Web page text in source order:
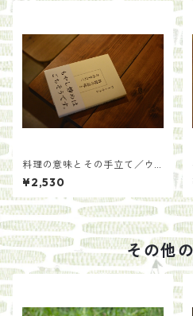
料理の意味とその手立て／ウ
ー・ウェン
¥2,530
その他